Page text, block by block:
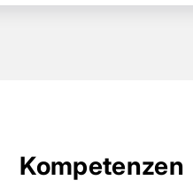
Kompetenzen